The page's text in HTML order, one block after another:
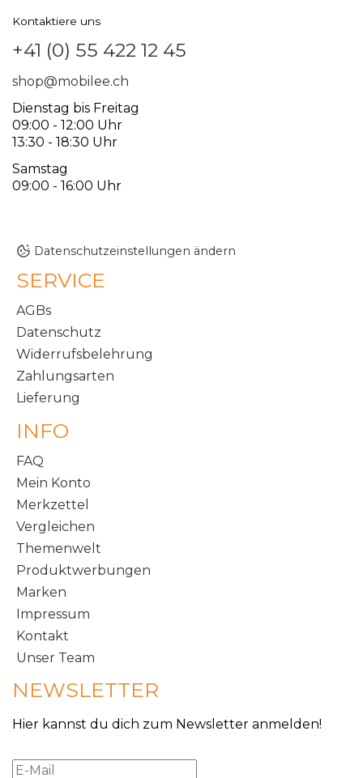
Kontaktiere uns
+41 (0) 55 422 12 45
shop@mobilee.ch
Dienstag bis Freitag
09:00 - 12:00 Uhr
13:30 - 18:30 Uhr
Samstag
09:00 - 16:00 Uhr
Datenschutzeinstellungen ändern
SERVICE
AGBs
Datenschutz
Widerrufsbelehrung
Zahlungsarten
Lieferung
INFO
FAQ
Mein Konto
Merkzettel
Vergleichen
Themenwelt
Produktwerbungen
Marken
Impressum
Kontakt
Unser Team
NEWSLETTER
Hier kannst du dich zum Newsletter anmelden!